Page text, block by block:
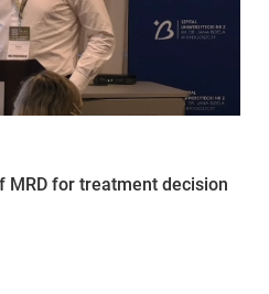
for treatment decision